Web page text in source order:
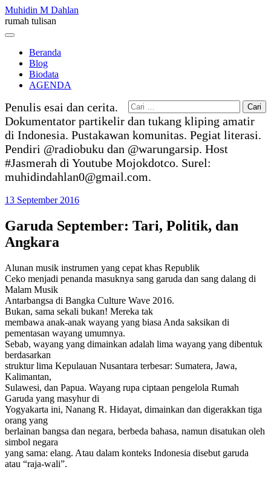
Skip
to
content
Muhidin M Dahlan
rumah tulisan
Menu
Beranda
Blog
Biodata
AGENDA
Cari
untuk:
Penulis esai dan cerita.
Dokumentator partikelir dan tukang kliping amatir
di Indonesia. Pustakawan komunitas. Pegiat literasi.
Pendiri @radiobuku dan @warungarsip. Host
#Jasmerah di Youtube Mojokdotco. Surel:
muhidindahlan0@gmail.com.
13 September 2016
Garuda September: Tari, Politik, dan
Angkara
Alunan musik instrumen yang cepat khas Republik
Ceko menjadi penanda masuknya sang garuda dan sang dalang di
Malam Musik
Antarbangsa di Bangka Culture Wave 2016.
Bukan, sama sekali bukan! Mereka tak
membawa anak-anak wayang yang biasa Anda saksikan di
pementasan wayang umumnya.
Sebab, wayang yang dimainkan adalah lima wayang yang dibentuk
berdasarkan
struktur lima Kepulauan Nusantara terbesar: Sumatera, Jawa,
Kalimantan,
Sulawesi, dan Papua. Wayang rupa ciptaan pengelola Rumah
Garuda yang masyhur di
Yogyakarta ini, Nanang R. Hidayat, dimainkan dan digerakkan tiga
orang yang
berlainan bangsa dan negara, berbeda bahasa, namun disatukan oleh
simbol negara
yang sama: elang. Atau dalam konteks Indonesia disebut garuda
atau “raja-wali”.